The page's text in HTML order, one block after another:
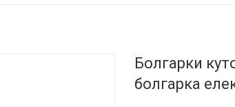
Болгарки
болгарка